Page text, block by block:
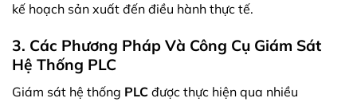
kế hoạch sản xuất đến điều hành thực tế.
3. Các Phương Pháp Và Công Cụ Giám Sát
Hệ Thống PLC
Giám sát hệ thống PLC được thực hiện qua nhiều